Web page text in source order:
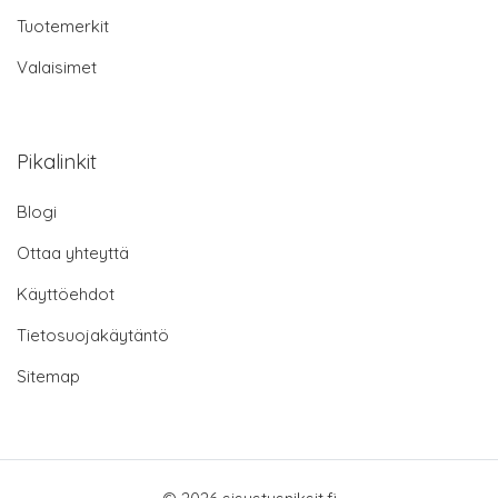
Tuotemerkit
Valaisimet
Pikalinkit
Blogi
Ottaa yhteyttä
Käyttöehdot
Tietosuojakäytäntö
Sitemap